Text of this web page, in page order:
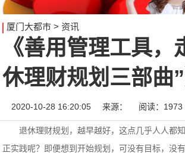
厦门大都市> 资讯
《善用管理工具，
休理财规划三部曲”
2020-10-28 16:20:05 来源： 阅读：1973
退休理财规划，越早越好，这点几乎人人都
正实践呢？即便想到开始规划，可没有目标，没